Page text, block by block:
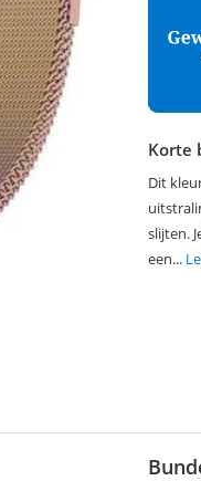
Korte
Dit
slijten.
een...